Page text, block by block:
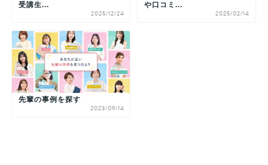
受講生...
2025/12/24
や口コミ...
2025/02/14
先輩の事例を探す
2023/09/14